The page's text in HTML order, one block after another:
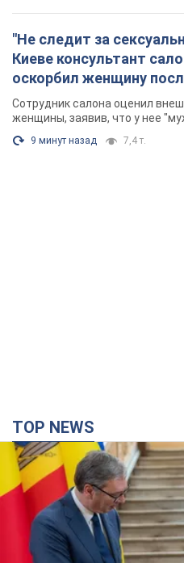
"Не следит за
Киеве консультант
оскорбил женщину
химиотерапии,
Фото
Сотрудник салона оценил
женщины, заявив, что у нее
9 минут назад 7,4 т.
TOP NEWS